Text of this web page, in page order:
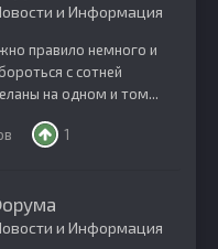
и Информация
правило немного и
с сотней
на одном и том...
1
и Информация